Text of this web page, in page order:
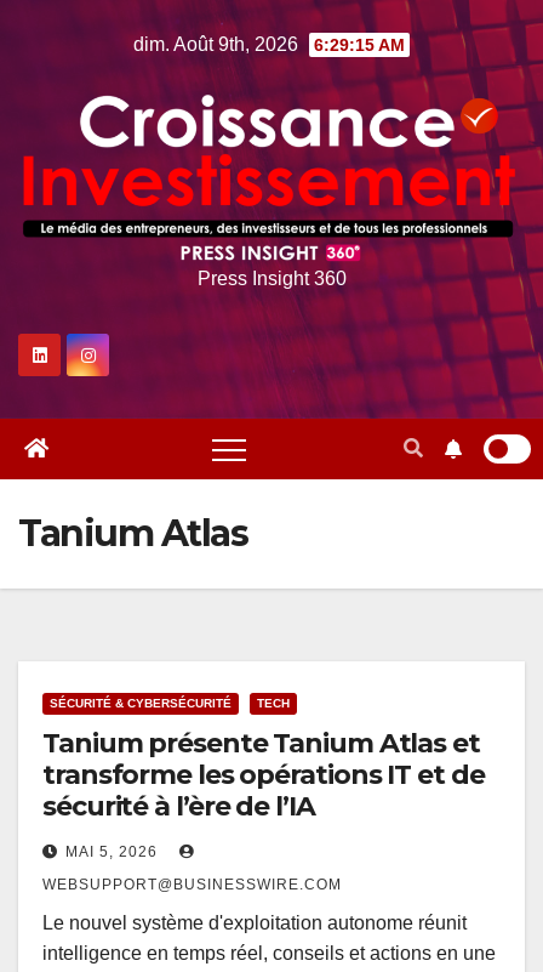
dim. Août 9th, 2026 6:29:16 AM
Press Insight 360
Tanium Atlas
SÉCURITÉ & CYBERSÉCURITÉ TECH
Tanium présente Tanium Atlas et
transforme les opérations IT et de
sécurité à l’ère de l’IA
MAI 5, 2026
WEBSUPPORT@BUSINESSWIRE.COM
Le nouvel système d'exploitation autonome réunit
intelligence en temps réel, conseils et actions en une